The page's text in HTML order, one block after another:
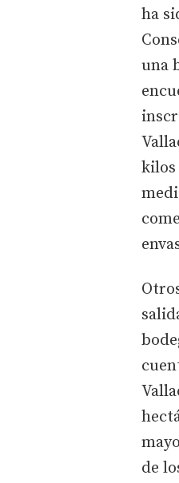
ha
una
kilos
de